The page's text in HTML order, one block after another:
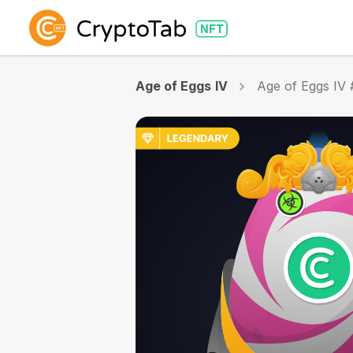
Age of Eggs IV Age of Eggs IV